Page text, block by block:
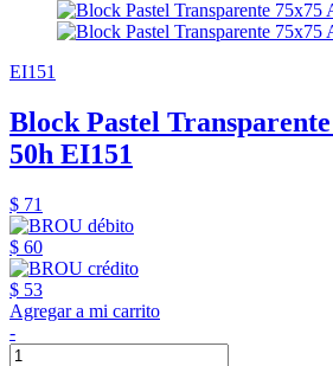
EI151
Block Pastel
50h EI151
$ 71
$ 60
$ 53
Agregar a mi carrito
-